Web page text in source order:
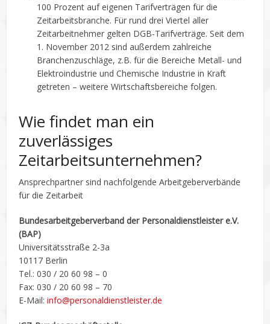
100 Prozent auf eigenen Tarifverträgen für die
Zeitarbeitsbranche. Für rund drei Viertel aller
Zeitarbeitnehmer gelten DGB-Tarifverträge. Seit dem
1. November 2012 sind außerdem zahlreiche
Branchenzuschläge, z.B. für die Bereiche Metall- und
Elektroindustrie und Chemische Industrie in Kraft
getreten – weitere Wirtschaftsbereiche folgen.
Wie findet man ein
zuverlässiges
Zeitarbeitsunternehmen?
Ansprechpartner sind nachfolgende Arbeitgeberverbände
für die Zeitarbeit
Bundesarbeitgeberverband der Personaldienstleister e.V.
(BAP)
Universitätsstraße 2-3a
10117 Berlin
Tel.: 030 / 20 60 98 – 0
Fax: 030 / 20 60 98 – 70
E-Mail:info@personaldienstleister.de